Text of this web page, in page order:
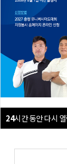
24시간 동안 다시
24시간 동안 다시
24시간 동안 다시